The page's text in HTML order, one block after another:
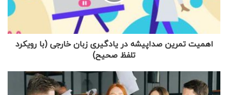
اهمیت تمرین صداپیشه در یادگیری زبان خارجی (با رویکرد
تلفظ صحیح)